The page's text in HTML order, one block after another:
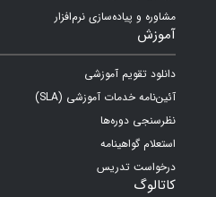
مشاوره و پیاده‌سازی نرم‌افزار
آموزش
دانلود تقویم آموزشی
آئین‌نامه خدمات آموزشی (SLA)
نظرسنجی دوره‌ها
استعلام گواهینامه
درخواست تدریس
کاتالوگ